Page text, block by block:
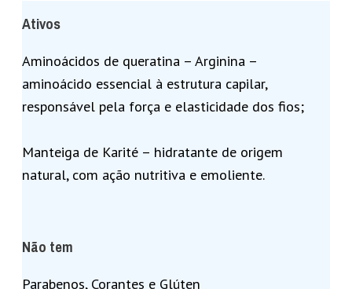
Ativos
Aminoácidos de queratina – Arginina –
aminoácido essencial à estrutura capilar,
responsável pela força e elasticidade dos fios;
Manteiga de Karité – hidratante de origem
natural, com ação nutritiva e emoliente.
Não tem
Parabenos, Corantes e Glúten